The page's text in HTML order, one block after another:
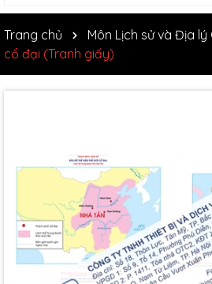
Trang chủ Môn Lịch sử và Địa lý
cổ đại (Tranh giấy)